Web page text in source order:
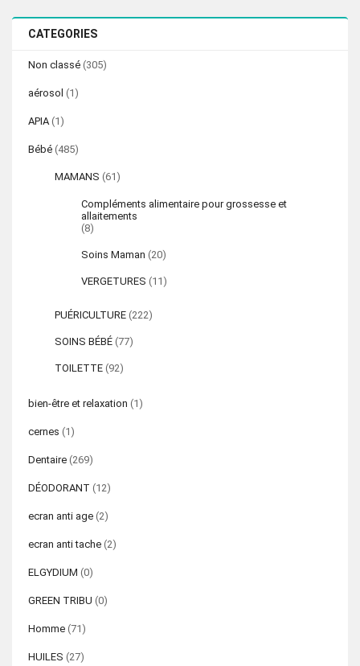
CATEGORIES
Non classé (305)
aérosol (1)
APIA (1)
Bébé (485)
MAMANS (61)
Compléments alimentaire pour grossesse et
allaitements
(8)
Soins Maman (20)
VERGETURES (11)
PUÉRICULTURE (222)
SOINS BÉBÉ (77)
TOILETTE (92)
bien-être et relaxation (1)
cernes (1)
Dentaire (269)
DÉODORANT (12)
ecran anti age (2)
ecran anti tache (2)
ELGYDIUM (0)
GREEN TRIBU (0)
Homme (71)
HUILES (27)